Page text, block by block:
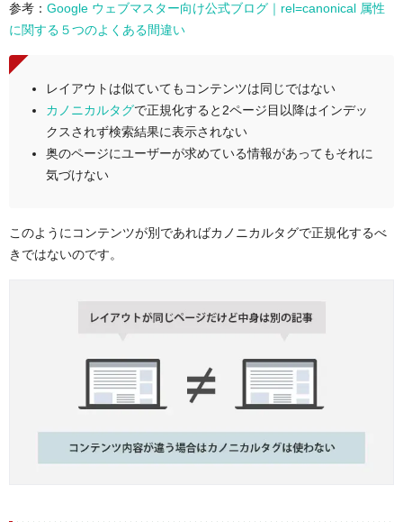
参考： Google ウェブマスター向け公式ブログ｜rel=canonical 属性
に関する５つのよくある間違い
レイアウトは似ていてもコンテンツは同じではない
カノニカルタグで正規化すると2ページ目以降はインデッ
クスされず検索結果に表示されない
奥のページにユーザーが求めている情報があってもそれに
気づけない
このようにコンテンツが別であればカノニカルタグで正規化するべ
きではないのです。